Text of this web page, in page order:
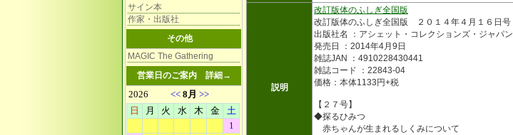
サイン本
作家・出版社
その他
MAGIC The Gathering
営業日のご案内 詳細→
説明
改訂版体のふしぎ全国版
改訂版体のふしぎ全国版 ２０１４年４月１６日号
出版社名 ：アシェット・コレクションズ・ジャパン
発売日 ：2014年4月9日
雑誌JAN ：4910228430441
雑誌コード ：22843-04
価格：本体1133円+税
【２７号】
◆探るひみつ
赤ちゃんが生まれるしくみについて